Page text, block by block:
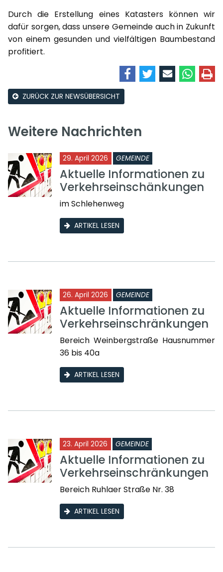
Durch die Erstellung eines Katasters können wir
dafür sorgen, dass unsere Gemeinde auch in Zukunft
von einem gesunden und vielfältigen Baumbestand
profitiert.
ZURÜCK ZUR NEWSÜBERSICHT
Weitere Nachrichten
29. April 2026 GEMEINDE
Aktuelle Informationen zu
Verkehrseinschänkungen
im Schlehenweg
ARTIKEL LESEN
26. April 2026 GEMEINDE
Aktuelle Informationen zu
Verkehrseinschränkungen
Bereich Weinbergstraße Hausnummer
36 bis 40a
ARTIKEL LESEN
23. April 2026 GEMEINDE
Aktuelle Informationen zu
Verkehrseinschränkungen
Bereich Ruhlaer Straße Nr. 38
ARTIKEL LESEN